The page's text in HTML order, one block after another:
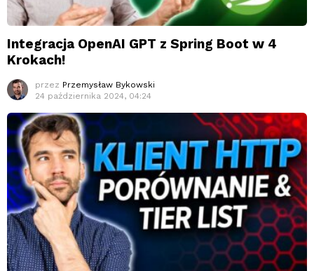
Integracja OpenAI GPT z Spring Boot w 4
Krokach!
przez Przemysław Bykowski
24 października 2024, 04:24